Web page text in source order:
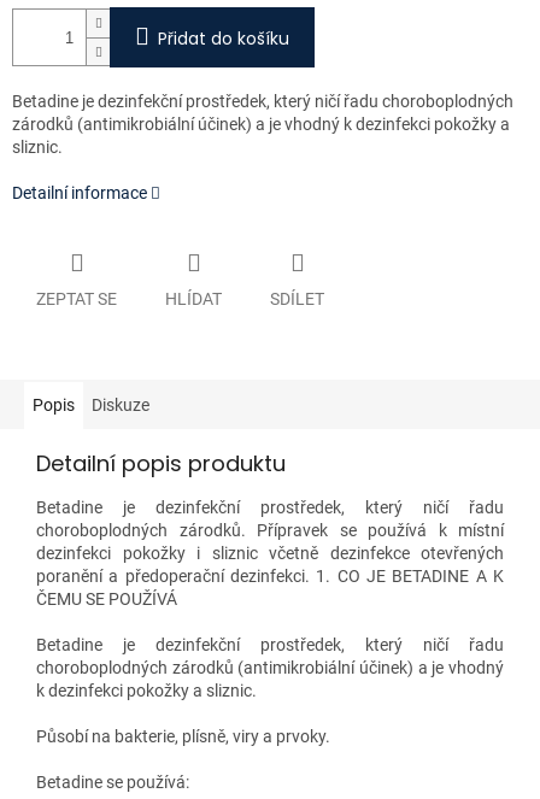
Přidat do košíku
Betadine je dezinfekční prostředek, který ničí řadu choroboplodných
zárodků (antimikrobiální účinek) a je vhodný k dezinfekci pokožky a
sliznic.
Detailní informace
ZEPTAT SE HLÍDAT SDÍLET
Popis Diskuze
Detailní popis produktu
Betadine je dezinfekční prostředek, který ničí řadu
choroboplodných zárodků. Přípravek se používá k místní
dezinfekci pokožky i sliznic včetně dezinfekce otevřených
poranění a předoperační dezinfekci. 1. CO JE BETADINE A K
ČEMU SE POUŽÍVÁ
Betadine je dezinfekční prostředek, který ničí řadu
choroboplodných zárodků (antimikrobiální účinek) a je vhodný
k dezinfekci pokožky a sliznic.
Působí na bakterie, plísně, viry a prvoky.
Betadine se používá: